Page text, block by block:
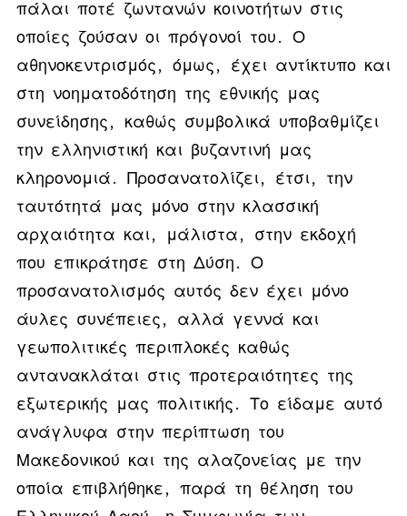
πάλαι ποτέ ζωντανών κοινοτήτων στις
οποίες ζούσαν οι πρόγονοί του. Ο
αθηνοκεντρισμός, όμως, έχει αντίκτυπο και
στη νοηματοδότηση της εθνικής μας
συνείδησης, καθώς συμβολικά υποβαθμίζει
την ελληνιστική και βυζαντινή μας
κληρονομιά. Προσανατολίζει, έτσι, την
ταυτότητά μας μόνο στην κλασσική
αρχαιότητα και, μάλιστα, στην εκδοχή
που επικράτησε στη Δύση. Ο
προσανατολισμός αυτός δεν έχει μόνο
άυλες συνέπειες, αλλά γεννά και
γεωπολιτικές περιπλοκές καθώς
αντανακλάται στις προτεραιότητες της
εξωτερικής μας πολιτικής. Το είδαμε αυτό
ανάγλυφα στην περίπτωση του
Μακεδονικού και της αλαζονείας με την
οποία επιβλήθηκε, παρά τη θέληση του